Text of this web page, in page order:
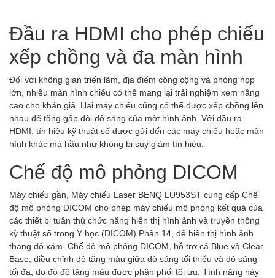
Đầu ra HDMI cho phép chiếu
xếp chồng và đa màn hình
Đối với không gian triển lãm, địa điểm công cộng và phòng họp
lớn, nhiều màn hình chiếu có thể mang lại trải nghiệm xem nâng
cao cho khán giả. Hai máy chiếu cũng có thể được xếp chồng lên
nhau để tăng gấp đôi độ sáng của một hình ảnh. Với đầu ra
HDMI, tín hiệu kỹ thuật số được gửi đến các máy chiếu hoặc màn
hình khác mà hầu như không bị suy giảm tín hiệu.
Chế độ mô phỏng DICOM
Máy chiếu gần, Máy chiếu Laser BENQ LU953ST cung cấp Chế
độ mô phỏng DICOM cho phép máy chiếu mô phỏng kết quả của
các thiết bị tuân thủ chức năng hiển thị hình ảnh và truyền thông
kỹ thuật số trong Y học (DICOM) Phần 14, để hiển thị hình ảnh
thang độ xám. Chế độ mô phỏng DICOM, hỗ trợ cả Blue và Clear
Base, điều chỉnh độ tăng màu giữa độ sáng tối thiểu và độ sáng
tối đa, do đó độ tăng màu được phân phối tối ưu. Tính năng này